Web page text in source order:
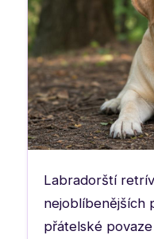
Labradorští
nejoblíbenějších
přátelské